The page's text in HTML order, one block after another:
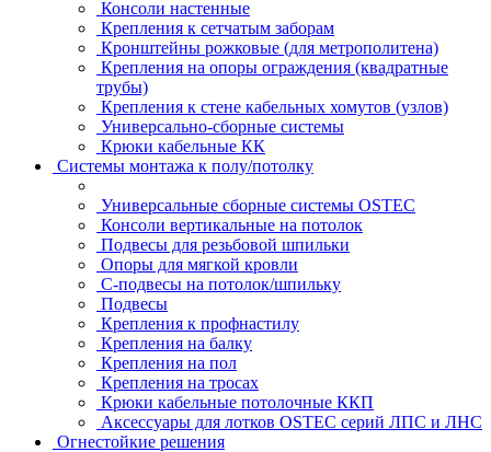
Консоли настенные
Крепления к сетчатым заборам
Кронштейны рожковые (для метрополитена)
Крепления на опоры ограждения (квадратные
трубы)
Крепления к стене кабельных хомутов (узлов)
Универсально-сборные системы
Крюки кабельные КК
Системы монтажа к полу/потолку
Универсальные сборные системы OSTEC
Консоли вертикальные на потолок
Подвесы для резьбовой шпильки
Опоры для мягкой кровли
С-подвесы на потолок/шпильку
Подвесы
Крепления к профнастилу
Крепления на балку
Крепления на пол
Крепления на тросах
Крюки кабельные потолочные ККП
Аксессуары для лотков OSTEC серий ЛПС и ЛНС
Огнестойкие решения